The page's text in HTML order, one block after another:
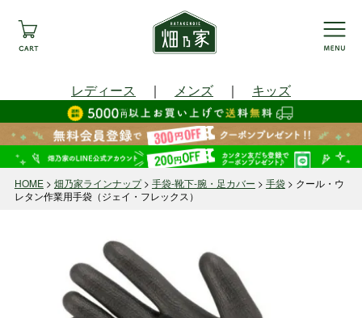
レディース ｜ メンズ ｜ キッズ
HOME 畑乃家ラインナップ 手袋-靴下-腕・足カバー 手袋
クール・ウ
レタン作業用手袋（ジェイ・フレックス）